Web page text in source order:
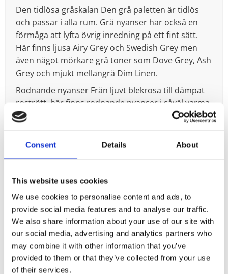
Consent Details About
This website uses cookies
We use cookies to personalise content and ads, to
provide social media features and to analyse our traffic.
We also share information about your use of our site with
our social media, advertising and analytics partners who
may combine it with other information that you’ve
provided to them or that they’ve collected from your use
of their services.
Den tidlösa gråskalan Den grå paletten är tidlös
och passar i alla rum. Grå nyanser har också en
förmåga att lyfta övrig inredning på ett fint sätt.
Här finns ljusa Airy Grey och Swedish Grey men
även något mörkare grå toner som Dove Grey, Ash
Grey och mjukt mellangrå Dim Linen.
Rodnande nyanser Från ljuvt blekrosa till dämpat
rostrött, här finns rodnande nyanser i såväl varma
som kalla toner. Ljusa Rose Clay är varmt
grått och lila medan Terracotta Linen går i en mild,
beige nyans med drag av gult. Den fina
linnestrukturen tillför djup och ger rummet en
ombonad känsla. En varm, rofylld bas för alla typer
av miljöer!
Calm White
Calm White är en vit, enfärgad tapet med härligt